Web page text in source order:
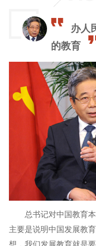
办人
的教育
总书记对中国教育
主要是说明中国发展教